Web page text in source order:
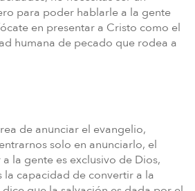
para poder hablarle a la gente
en presentar a Cristo como el
humana de pecado que rodea a
de anunciar el evangelio,
solo en anunciarlo, el
la gente es exclusivo de Dios,
la capacidad de convertir a la